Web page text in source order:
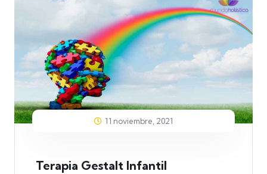
11 noviembre, 2021
Terapia Gestalt Infantil